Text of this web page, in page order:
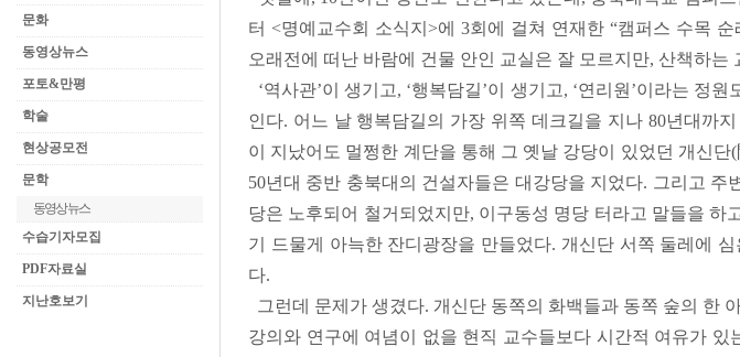
문화
동영상뉴스
포토&만평
학술
현상공모전
문학
동영상뉴스
수습기자모집
PDF자료실
지난호보기
터 <명예교수회 소식지>에 3회에 걸쳐 연재한 “캠퍼스 수목
오래전에 떠난 바람에 건물 안인 교실은 잘 모르지만, 산책하는
‘역사관’이 생기고, ‘행복담길’이 생기고, ‘연리원’이라는 정
인다. 어느 날 행복담길의 가장 위쪽 데크길을 지나 80년대까
이 지났어도 멀쩡한 계단을 통해 그 옛날 강당이 있었던 개신
50년대 중반 충북대의 건설자들은 대강당을 지었다. 그리고
당은 노후되어 철거되었지만, 이구동성 명당 터라고 말들을
기 드물게 아늑한 잔디광장을 만들었다. 개신단 서쪽 둘레에
다.
그런데 문제가 생겼다. 개신단 동쪽의 화백들과 동쪽 숲의 한
강의와 연구에 여념이 없을 현직 교수들보다 시간적 여유가